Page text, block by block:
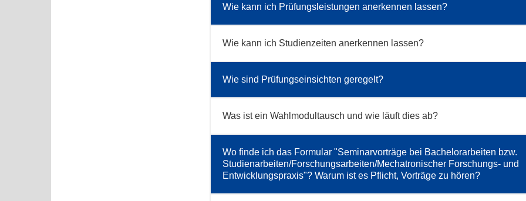
Wie kann ich Prüfungsleistungen anerkennen lassen?
Wie kann ich Studienzeiten anerkennen lassen?
Wie sind Prüfungseinsichten geregelt?
Was ist ein Wahlmodultausch und wie läuft dies ab?
Wo finde ich das Formular "Seminarvorträge bei Bachelorarbeiten bzw.
Studienarbeiten/Forschungsarbeiten/Mechatronischer Forschungs- und
Entwicklungspraxis"? Warum ist es Pflicht, Vorträge zu hören?